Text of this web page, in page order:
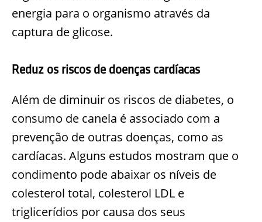
energia para o organismo através da
captura de glicose.
Reduz os riscos de doenças cardíacas
Além de diminuir os riscos de diabetes, o
consumo de canela é associado com a
prevenção de outras doenças, como as
cardíacas. Alguns estudos mostram que o
condimento pode abaixar os níveis de
colesterol total, colesterol LDL e
triglicerídios por causa dos seus